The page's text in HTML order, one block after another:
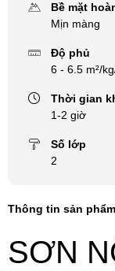
Bề mặt
Mịn màng
Độ phủ
6 - 6.5 m²/
Thời gian
1-2 giờ
Số lớp
2
Thông tin sản phẩm
SƠN